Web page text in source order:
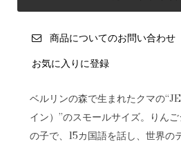
商品についてのお問い合わせ
お気に入りに登録
ベルリンの森で生まれたクマの
イン）”のスモールサイズ。りん
の子で、15カ国語を話し、世界の